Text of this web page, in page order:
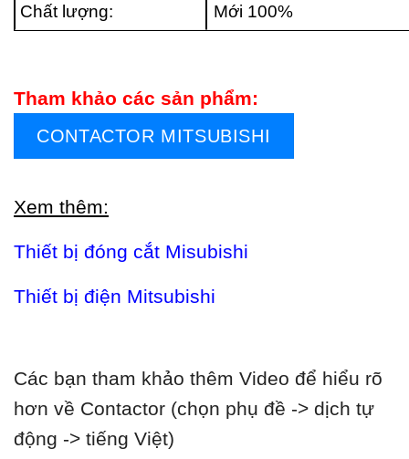
Chất lượng:
Mới 100%
Tham khảo các sản phẩm:
CONTACTOR MITSUBISHI
Xem thêm:
Thiết bị đóng cắt Misubishi
Thiết bị điện Mitsubishi
Các bạn tham khảo thêm Video để hiểu rõ
hơn về Contactor (chọn phụ đề -> dịch tự
động -> tiếng Việt)